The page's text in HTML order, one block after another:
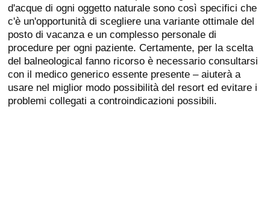
d'acque di ogni oggetto naturale sono così specifici che
c'è un'opportunità di scegliere una variante ottimale del
posto di vacanza e un complesso personale di
procedure per ogni paziente. Certamente, per la scelta
del balneological fanno ricorso è necessario consultarsi
con il medico generico essente presente – aiuterà a
usare nel miglior modo possibilità del resort ed evitare i
problemi collegati a controindicazioni possibili.